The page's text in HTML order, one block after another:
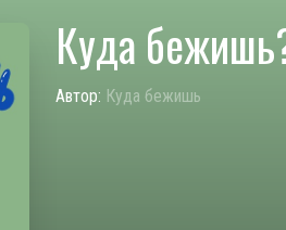
Куда
Автор: Куда бежишь